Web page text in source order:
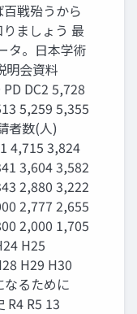
戦殆うから
ましょう 最
タ。日本学術
明会資料
DC2 5,728
5,259 5,355
者数(人)
4,715 3,824
3,604 3,582
2,880 3,222
2,777 2,655
2,000 1,705
H25
H29 H30
るために
R4 R5 13